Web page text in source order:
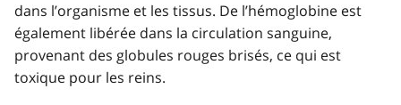
dans l’organisme et les tissus. De l’hémoglobine est
également libérée dans la circulation sanguine,
provenant des globules rouges brisés, ce qui est
toxique pour les reins.